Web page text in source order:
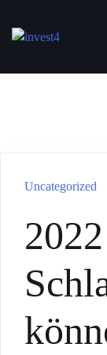
Inhalt
Uncategorized